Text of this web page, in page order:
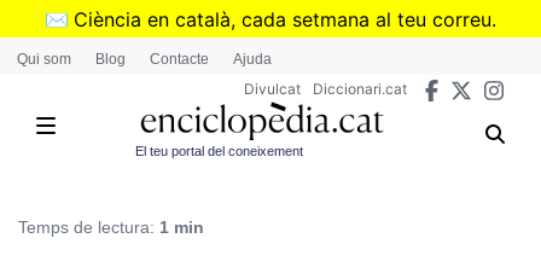
Vés
✉️ Ciència en català, cada setmana al teu correu.
➜Subscriu-te al butlletí de Divulcat
Qui som Blog Contacte Ajuda
Divulcat Diccionari.cat
El teu portal del coneixement
Temps de lectura: 1 min